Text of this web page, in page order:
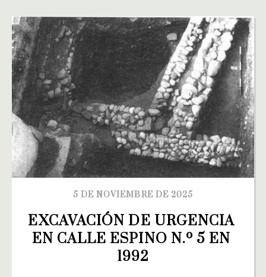
5 DE NOVIEMBRE DE 2025
EXCAVACIÓN DE URGENCIA
EN CALLE ESPINO N.º 5 EN
1992